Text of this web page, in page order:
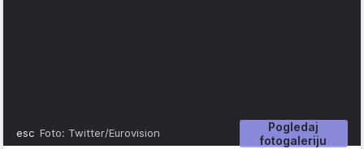
Pogledaj
fotogaleriju
esc Foto: Twitter/Eurovision